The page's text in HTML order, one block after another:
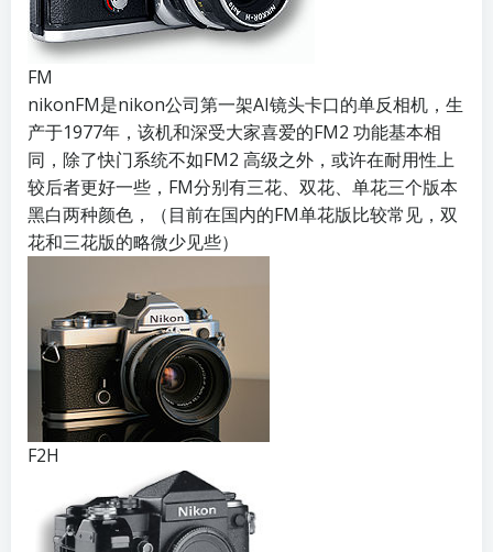
FM
nikonFM是nikon公司第一架AI镜头卡口的单反相机，生
产于1977年，该机和深受大家喜爱的FM2 功能基本相
同，除了快门系统不如FM2 高级之外，或许在耐用性上
较后者更好一些，FM分别有三花、双花、单花三个版本
黑白两种颜色，（目前在国内的FM单花版比较常见，双
花和三花版的略微少见些）
F2H